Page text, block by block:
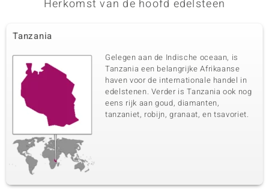
Herkomst van de hoofd edelsteen
Tanzania
Gelegen aan de Indische oceaan, is
Tanzania een belangrijke Afrikaanse
haven voor de internationale handel in
edelstenen. Verder is Tanzania ook nog
eens rijk aan goud, diamanten,
tanzaniet, robijn, granaat, en tsavoriet.